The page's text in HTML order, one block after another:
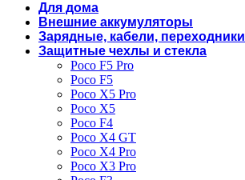
Для дома
Внешние аккумуляторы
Зарядные, кабели, переходники
Защитные чехлы и стекла
Poco F5 Pro
Poco F5
Poco X5 Pro
Poco X5
Poco F4
Poco X4 GT
Poco X4 Pro
Poco X3 Pro